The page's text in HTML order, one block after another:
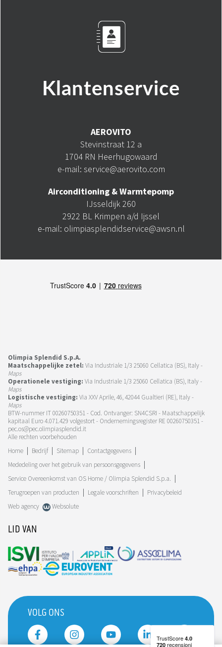
Klantenservice
AEROVITO
Stevinstraat 12 a
1704 RN Heerhugowaard
e-mail: service@aerovito.com
Airconditioning & Warmtepomp
IJsseldijk 260
2922 BL Krimpen a/d Ijssel
e-mail: olimpiasplendidservice@awsn.nl
Olimpia Splendid S.p.A.
Maatschappelijke zetel: Via Industriale 1/3 25060 Cellatica (BS), Italy -
Maps
Operationele vestiging: Via Industriale 1/3 25060 Cellatica (BS), Italy -
Maps
Logistische vestiging: Via XXV Aprile, 46, 42044 Gualtieri (RE), Italy -
Maps
BTW-nummer IT 00260750351 - Cod. Ontvanger: SN4CSRI - Maatschappelijk
kapitaal Euro 4.071.429 volgestort - Ondernemingsregister RE 00260750351 -
pec.os@pec.olimpiasplendid.it
Alle rechten voorbehouden
Home
Bedrijf Sitemap
Contactgegevens
Mededeling over het gebruik van persoonsgegevens
Service Overeenkomst van OS Home / Olimpia Splendid S.p.a.
Terugroepen van producten
Legale voorschriften
Privacybeleid
Web agency
Websolute
LID VAN
VOLG ONS